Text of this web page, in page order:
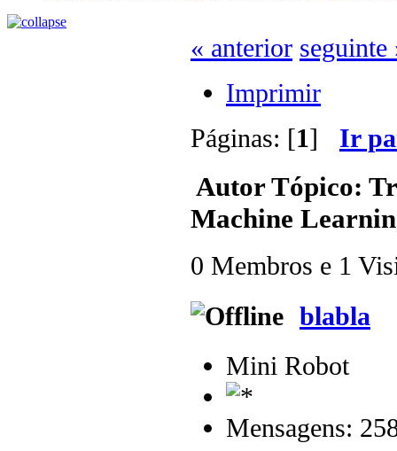
« anterior seguinte
Imprimir
Páginas: [1] Ir
AutorTópico:
Machine
0 Membros e 1
blabla
Mini Robot
Mensagens: